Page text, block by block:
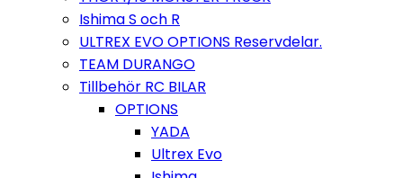
Ishima S och R
ULTREX EVO OPTIONS Reservdelar.
TEAM DURANGO
Tillbehör RC BILAR
OPTIONS
YADA
Ultrex Evo